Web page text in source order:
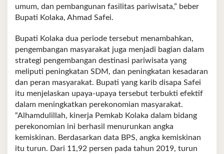
umum, dan pembangunan fasilitas pariwisata,” beber
Bupati Kolaka, Ahmad Safei.
Bupati Kolaka dua periode tersebut menambahkan,
pengembangan masyarakat juga menjadi bagian dalam
strategi pengembangan destinasi pariwisata yang
meliputi peningkatan SDM, dan peningkatan kesadaran
dan peran masyarakat. Bupati yang karib disapa Safei
itu menjelaskan upaya-upaya tersebut terbukti efektif
dalam meningkatkan perekonomian masyarakat.
“Alhamdulillah, kinerja Pemkab Kolaka dalam bidang
perekonomian ini berhasil menurunkan angka
kemiskinan. Berdasarkan data BPS, angka kemiskinan
itu turun. Dari 11,92 persen pada tahun 2019, turun